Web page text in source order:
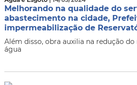
Melhorando na qualidade do
abastecimento na cidade,
impermeabilização de
Além disso, obra auxilia na redução
água